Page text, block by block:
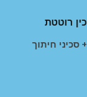
רוטטת
סכיני חיתוך